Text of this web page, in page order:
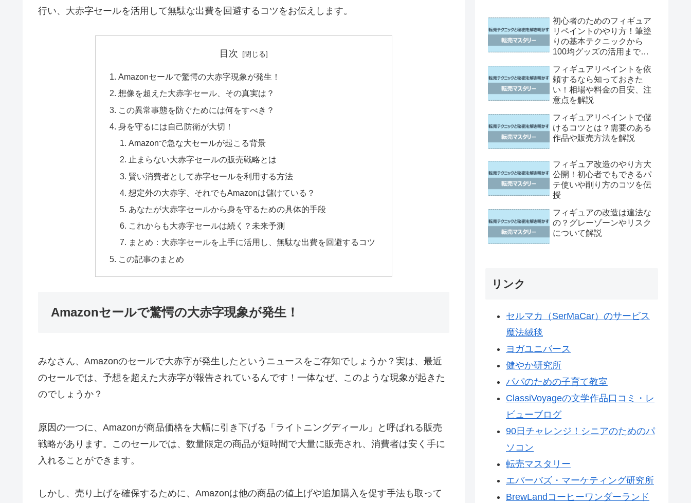
行い、大赤字セールを活用して無駄な出費を回避するコツをお伝えします。
目次
Amazonセールで驚愕の大赤字現象が発生！
想像を超えた大赤字セール、その真実は？
この異常事態を防ぐためには何をすべき？
身を守るには自己防衛が大切！
Amazonで急な大セールが起こる背景
止まらない大赤字セールの販売戦略とは
賢い消費者として赤字セールを利用する方法
想定外の大赤字、それでもAmazonは儲けている？
あなたが大赤字セールから身を守るための具体的手段
これからも大赤字セールは続く？未来予測
まとめ：大赤字セールを上手に活用し、無駄な出費を回避するコツ
この記事のまとめ
Amazonセールで驚愕の大赤字現象が発生！
みなさん、Amazonのセールで大赤字が発生したというニュースをご存知でしょうか？実は、最近
のセールでは、予想を超えた大赤字が報告されているんです！一体なぜ、このような現象が起きた
のでしょうか？
原因の一つに、Amazonが商品価格を大幅に引き下げる「ライトニングディール」と呼ばれる販売
戦略があります。このセールでは、数量限定の商品が短時間で大量に販売され、消費者は安く手に
入れることができます。
しかし、売り上げを確保するために、Amazonは他の商品の値上げや追加購入を促す手法も取って
初心者のためのフィギュア
リペイントのやり方！筆塗
りの基本テクニックから
100均グッズの活用まで徹
フィギュアリペイントを依
頼するなら知っておきた
い！相場や料金の目安、注
意点を解説
フィギュアリペイントで儲
けるコツとは？需要のある
作品や販売方法を解説
フィギュア改造のやり方大
公開！初心者でもできるパ
テ使いや削り方のコツを伝
授
フィギュアの改造は違法な
の？グレーゾーンやリスク
について解説
リンク
セルマカ（SerMaCar）のサービス
魔法絨毯
ヨガユニバース
健やか研究所
パパのための子育て教室
ClassiVoyageの文学作品口コミ・レ
ビューブログ
90日チャレンジ！シニアのためのパ
ソコン
転売マスタリー
エバーバズ・マーケティング研究所
BrewLandコーヒーワンダーランド